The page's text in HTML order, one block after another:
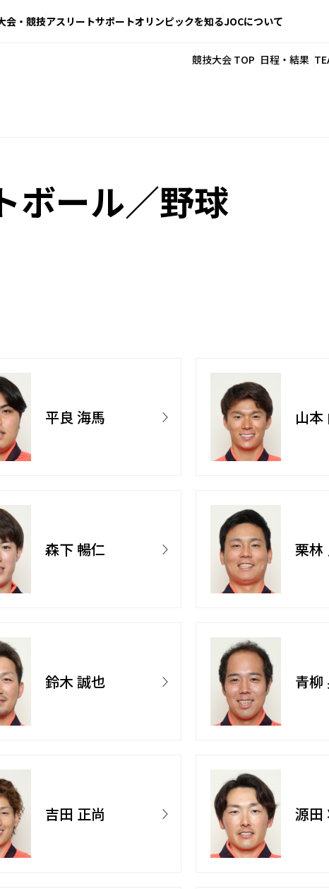
会・競技アスリートサポートオリンピックを知るJOCについて
競技大会 TOP 日程・結果
ボール／野球
平良 海馬 山本
森下 暢仁 栗林
鈴木 誠也 青柳
吉田 正尚 源田